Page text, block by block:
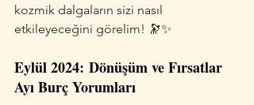
kozmik dalgaların sizi nasıl
etkileyeceğini görelim! 🔭✨
Eylül 2024: Dönüşüm ve Fırsatlar
Ayı Burç Yorumları